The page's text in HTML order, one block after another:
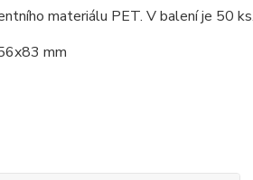
materiálu PET. V balení je 50 ks.
mm